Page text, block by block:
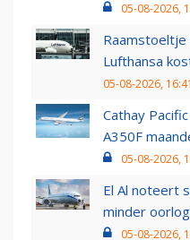
05-08-2026,
Raamstoeltje
Lufthansa
05-08-2026, 16:41
Cathay
A350F
05-08-2026,
El Al noteert
minder
05-08-2026,